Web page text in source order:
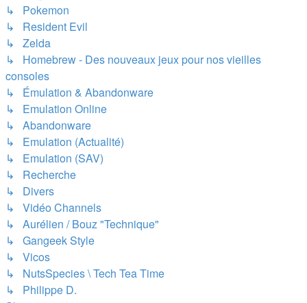
↳ Pokemon
↳ Resident Evil
↳ Zelda
↳ Homebrew - Des nouveaux jeux pour nos vieilles
consoles
↳ Émulation & Abandonware
↳ Emulation Online
↳ Abandonware
↳ Emulation (Actualité)
↳ Emulation (SAV)
↳ Recherche
↳ Divers
↳ Vidéo Channels
↳ Aurélien / Bouz "Technique"
↳ Gangeek Style
↳ Vicos
↳ NutsSpecies \ Tech Tea Time
↳ Philippe D.